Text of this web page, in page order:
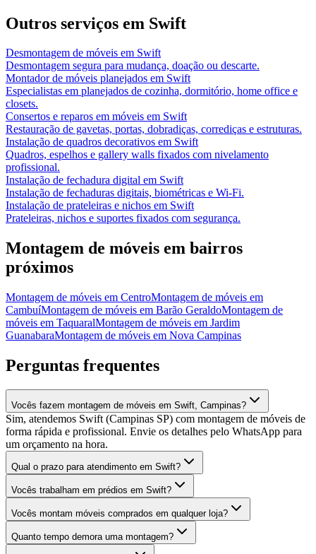
Outros serviços em Swift
Desmontagem de móveis em Swift
Desmontagem segura para mudança, doação ou descarte.
Montador de móveis planejados em Swift
Especialistas em planejados de cozinha, dormitório, home office e
closets.
Consertos e reparos em móveis em Swift
Restauração de gavetas, portas, dobradiças, corrediças e estruturas.
Instalação de quadros decorativos em Swift
Quadros, espelhos e gallery walls fixados com nivelamento
profissional.
Instalação de fechadura digital em Swift
Instalação de fechaduras digitais, biométricas e Wi-Fi.
Instalação de prateleiras e nichos em Swift
Prateleiras, nichos e suportes fixados com segurança.
Montagem de móveis em bairros
próximos
Montagem de móveis em CentroMontagem de móveis em
CambuíMontagem de móveis em Barão GeraldoMontagem de
móveis em TaquaralMontagem de móveis em Jardim
GuanabaraMontagem de móveis em Nova Campinas
Perguntas frequentes
Vocês fazem montagem de móveis em Swift, Campinas?
Sim, atendemos Swift (Campinas SP) com montagem de móveis de
forma rápida e profissional. Envie os detalhes pelo WhatsApp para
um orçamento na hora.
Qual o prazo para atendimento em Swift?
Vocês trabalham em prédios em Swift?
Vocês montam móveis comprados em qualquer loja?
Quanto tempo demora uma montagem?